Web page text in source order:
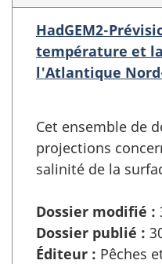
HadGEM2-
température et
l'Atlantique
Cet ensemble de
projections
salinité de la
Dossier modifié :
Dossier publié :
Éditeur : Pêches